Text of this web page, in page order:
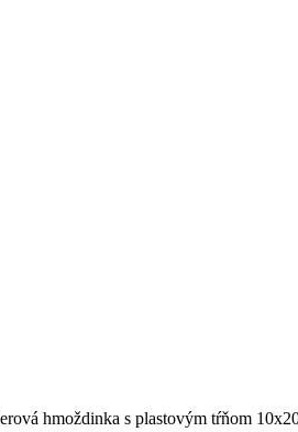
hmoždinka s plastovým tŕňom